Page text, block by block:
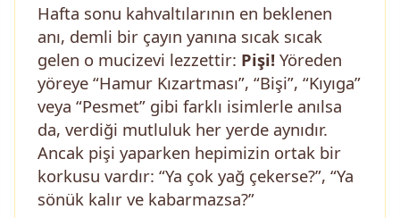
Hafta sonu kahvaltılarının en beklenen
anı, demli bir çayın yanına sıcak sıcak
gelen o mucizevi lezzettir: Pişi! Yöreden
yöreye “Hamur Kızartması”, “Bişi”, “Kıyıga”
veya “Pesmet” gibi farklı isimlerle anılsa
da, verdiği mutluluk her yerde aynıdır.
Ancak pişi yaparken hepimizin ortak bir
korkusu vardır: “Ya çok yağ çekerse?”, “Ya
sönük kalır ve kabarmazsa?”